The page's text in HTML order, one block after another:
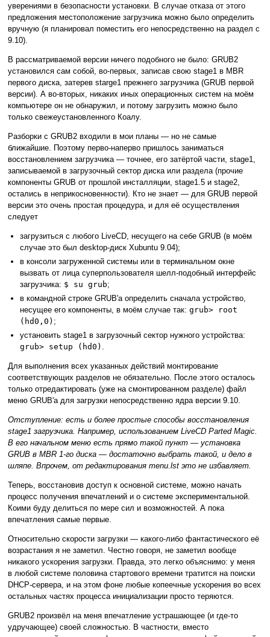
уверениями в безопасности установки. В случае отказа от этого
предложения местоположение загрузчика можно было определить
вручную (я планировал поместить его непосредственно на раздел с
9.10).
В рассматриваемой версии ничего подобного не было: GRUB2
установился сам собой, во-первых, записав свою stage1 в MBR
первого диска, затерев starge1 прежнего загрузчика (GRUB первой
версии). А во-вторых, никаких иных операционных систем на моём
компьютере он не обнаружил, и потому загрузить можно было
только свежеустановленного Коалу.
Разборки с GRUB2 входили в мои планы — но не самые
ближайшие. Поэтому перво-наперво пришлось заниматься
восстановлением загрузчика — точнее, его затёртой части, stage1,
записываемой в загрузочный сектор диска или раздела (прочие
компоненты GRUB от прошлой инсталляции, stage1.5 и stage2,
остались в неприкосновенности). Кто не знает — для GRUB первой
версии это очень простая процедура, и для её осуществления
следует
загрузиться с любого LiveCD, несущего на себе GRUB (в моём
случае это был desktop-диск Xubuntu 9.04);
в консоли загруженной системы или в терминальном окне
вызвать от лица суперпользователя шелл-подобный интерфейс
загрузчика: $ su grub;
в командной строке GRUB'а определить сначала устройство,
несущее его компоненты, в моём случае так: grub> root
(hd0,0) ;
установить stage1 в загрузочный сектор нужного устройства:
grub> setup (hd0) .
Для выполнения всех указанных действий монтирование
соответствующих разделов не обязательно. После этого осталось
только отредактировать (уже на смонтированном разделе) файл
меню GRUB'а для загрузки непосредственно ядра версии 9.10.
Отступление: есть и более простые способы восстановления
stage1 загрузчика. Например, использованием LiveCD Parted Magic.
В его начальном меню есть прямо такой пункт — установка
GRUB в MBR 1-го диска — достаточно выбрать такой, и дело в
шляпе. Впрочем, от редактирования menu.lst это не избавляет.
Теперь, восстановив доступ к основной системе, можно начать
процесс получения впечатлений и о системе экспериментальной.
Коими буду делиться по мере сил и возможностей. А пока
впечатления самые первые.
Относительно скорости загрузки — какого-либо фантастического её
возрастания я не заметил. Честно говоря, не заметил вообще
никакого ускорения загрузки. Правда, это легко объяснимо: у меня
в любой системе половина стартового времени тратится на поиски
DHCP-сервера, и на этом фоне любые копеечные ускорения во всех
остальных частях процесса инициализации просто теряются.
GRUB2 произвёл на меня впечатление устрашающее (и где-то
удручающее) своей сложностью. В частности, вместо